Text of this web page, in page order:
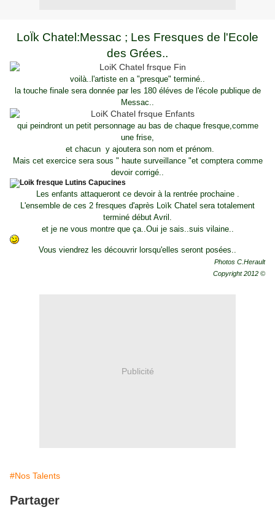
LoÏk Chatel:Messac ; Les Fresques de l'Ecole
des Grées..
voilà.. l'artiste en a "presque" terminé..
la touche finale sera donnée par les 180 éléves de l'école publique de
Messac..
qui peindront un petit personnage au bas de chaque fresque,comme
une frise,
et chacun y ajoutera son nom et prénom.
Mais cet exercice sera sous " haute surveillance "et comptera comme
devoir corrigé..
Les enfants attaqueront ce devoir à la rentrée prochaine .
L'ensemble de ces 2 fresques d'après Loïk Chatel sera totalement
terminé début Avril.
et je ne vous montre que ça..Oui je sais..suis vilaine..
Vous viendrez les découvrir lorsqu'elles seront posées..
Photos C.Herault
Copyright 2012 ©
Publicité
#Nos Talents
Partager